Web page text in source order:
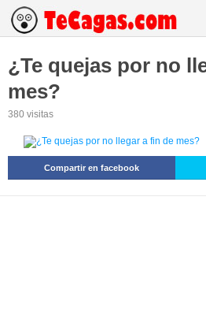
¿Te quejas por no
mes?
380 visitas
Compartir en facebook